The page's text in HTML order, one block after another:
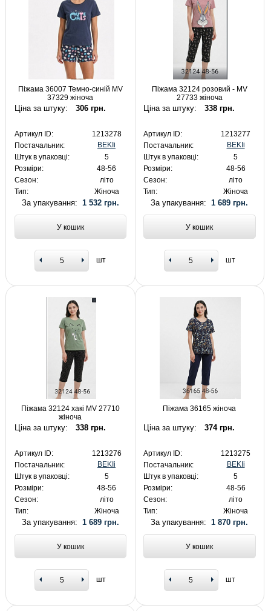
Піжама 36007 Темно-синій MV
37329 жіноча
Ціна за штуку: 306 грн.
Артикул ID:
1213278
Постачальник:
BEKIi
Штук в упаковці:
5
Розміри:
48-56
Сезон:
літо
Тип:
Жіноча
За упакування: 1 532 грн.
У кошик
шт
Піжама 32124 розовий - MV
27733 жіноча
Ціна за штуку: 338 грн.
Артикул ID:
1213277
Постачальник:
BEKIi
Штук в упаковці:
5
Розміри:
48-56
Сезон:
літо
Тип:
Жіноча
За упакування:1 689 грн.
У кошик
шт
Піжама 32124 хакі MV 27710
жіноча
Ціна за штуку: 338 грн.
Артикул ID:
1213276
Постачальник:
BEKIi
Штук в упаковці:
5
Розміри:
48-56
Сезон:
літо
Тип:
Жіноча
За упакування: 1 689 грн.
У кошик
шт
Піжама 36165 жіноча
Ціна за штуку: 374 грн.
Артикул ID:
1213275
Постачальник:
BEKIi
Штук в упаковці:
5
Розміри:
48-56
Сезон:
літо
Тип:
Жіноча
За упакування:1 870 грн.
У кошик
шт